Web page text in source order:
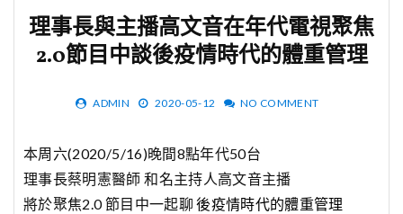
理事長與主播高文音在年代電視聚焦
2.0節目中談後疫情時代的體重管理
ADMIN 2020-05-12 NO COMMENT
本周六(2020/5/16)晚間8點年代50台
理事長蔡明憲醫師 和名主持人高文音主播
將於聚焦2.0 節目中一起聊後疫情時代的體重管理